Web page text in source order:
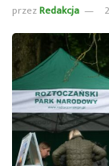
przezRedakcja